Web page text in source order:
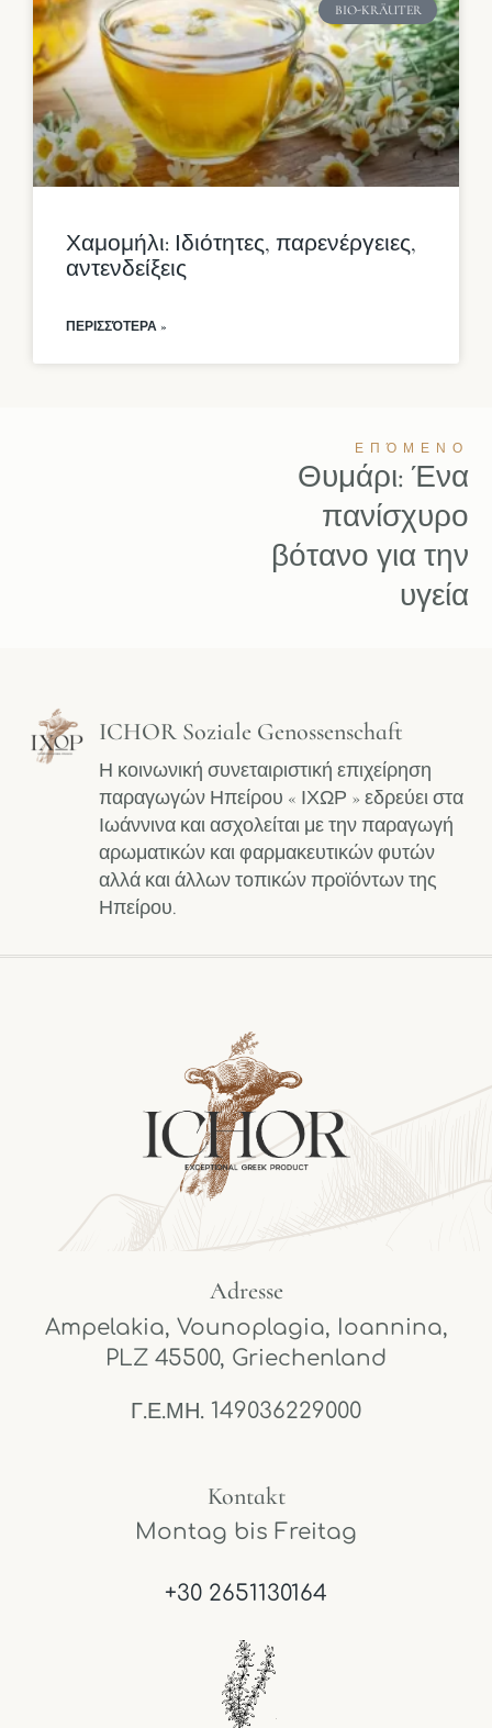
BIO-KRÄUTER
Χαμομήλι: Ιδιότητες, παρενέργειες,
αντενδείξεις
ΠΕΡΙΣΣΌΤΕΡΑ »
ΕΠΌΜΕΝΟ
Θυμάρι: Ένα
πανίσχυρο
βότανο για την
υγεία
ICHOR Soziale Genossenschaft
Η κοινωνική συνεταιριστική επιχείρηση
παραγωγών Ηπείρου « ΙΧΩΡ » εδρεύει στα
Ιωάννινα και ασχολείται με την παραγωγή
αρωματικών και φαρμακευτικών φυτών
αλλά και άλλων τοπικών προϊόντων της
Ηπείρου.
Adresse
Ampelakia, Vounoplagia, Ioannina,
PLZ 45500, Griechenland
Γ.Ε.ΜΗ. 149036229000
Kontakt
Montag bis Freitag
+30 2651130164